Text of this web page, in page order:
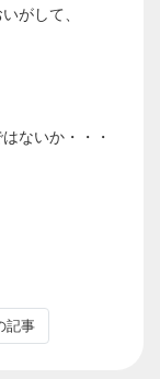
がして、
ないか・・・
記事